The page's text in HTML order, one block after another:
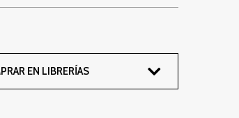
EN LIBRERÍAS